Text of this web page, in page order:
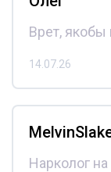
Врет, якобы
14.07.26
Нарколог